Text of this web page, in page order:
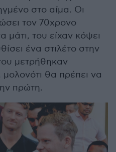
στο αίμα. Οι
τον 70χρονο
μάτι, του είχαν κόψει
ένα στιλέτο στην
μετρήθηκαν
θα πρέπει να
πρώτη.